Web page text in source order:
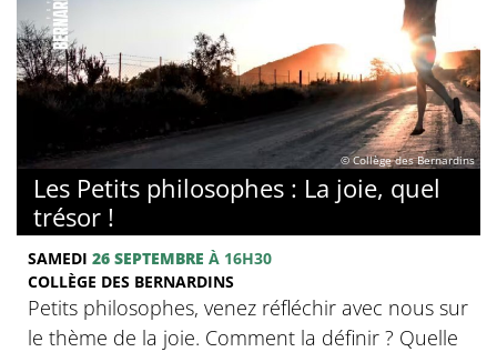
© Collège des Bernardins
Les Petits philosophes : La joie, quel
trésor !
SAMEDI 26 SEPTEMBRE À 16H30
COLLÈGE DES BERNARDINS
Petits philosophes, venez réfléchir avec nous sur
le thème de la joie. Comment la définir ? Quelle